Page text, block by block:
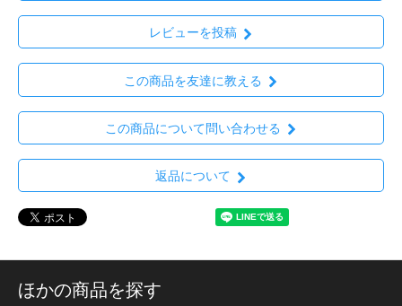
レビューを投稿
この商品を友達に教える
この商品について問い合わせる
返品について
ほかの商品を探す